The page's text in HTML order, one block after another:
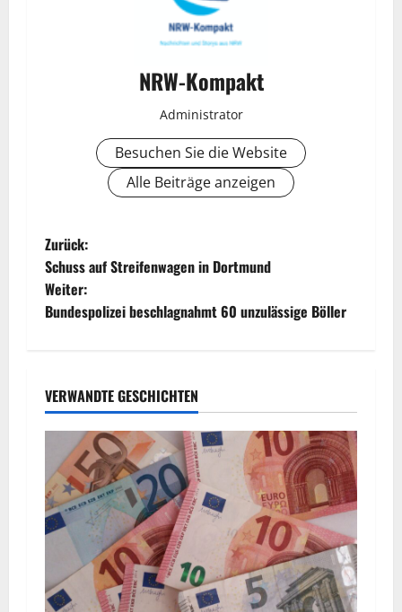
NRW-Kompakt
Administrator
Besuchen Sie die Website
Alle Beiträge anzeigen
B
e
i
r
a
g
s
a
Zurück:
Schuss auf Streifenwagen in Dortmund
Weiter:
Bundespolizei beschlagnahmt 60 unzulässige Böller
VERWANDTE GESCHICHTEN